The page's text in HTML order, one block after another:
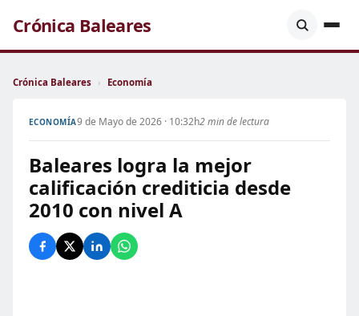
Crónica Baleares
Crónica Baleares › Economía
ECONOMÍA9 de Mayo de 2026 · 10:32h2 min de lectura
Baleares logra la mejor
calificación crediticia desde
2010 con nivel A